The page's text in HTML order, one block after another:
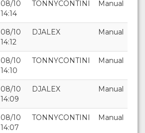
08/10
14:14
TONNYCONTINI Manual
08/10
14:12
DJALEX Manual
08/10
14:10
TONNYCONTINI Manual
08/10
14:09
DJALEX Manual
08/10
14:07
TONNYCONTINI Manual